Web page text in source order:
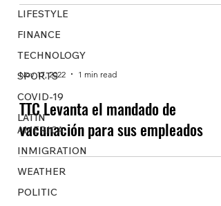
LIFESTYLE
FINANCE
TECHNOLOGY
SPORTS
COVID-19
LATIN
AMERICA
INMIGRATION
WEATHER
POLITIC
Nov 17, 2022 1 min read
TTC Levanta el mandado de
vacunación para sus empleados